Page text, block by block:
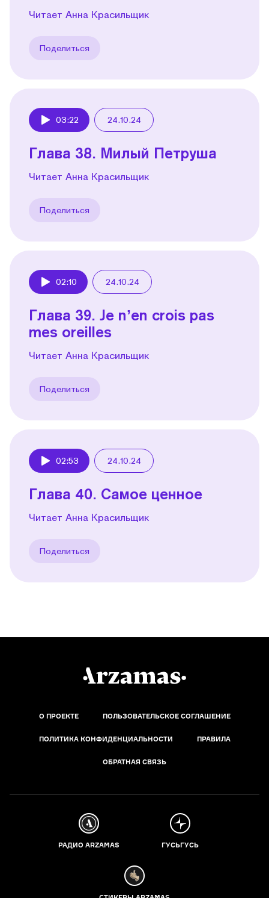
Читает Анна Красильщик
Поделиться
03:22 24.10.24
Глава 38. Милый Петруша
Читает Анна Красильщик
Поделиться
02:10 24.10.24
Глава 39. Je nʼen crois pas
mes oreilles
Читает Анна Красильщик
Поделиться
02:53 24.10.24
Глава 40. Самое ценное
Читает Анна Красильщик
Поделиться
О ПРОЕКТЕ ПОЛЬЗОВАТЕЛЬСКОЕ СОГЛАШЕНИЕ
ПОЛИТИКА КОНФИДЕНЦИАЛЬНОСТИ ПРАВИЛА
ОБРАТНАЯ СВЯЗЬ
РАДИО ARZAMAS ГУСЬГУСЬ